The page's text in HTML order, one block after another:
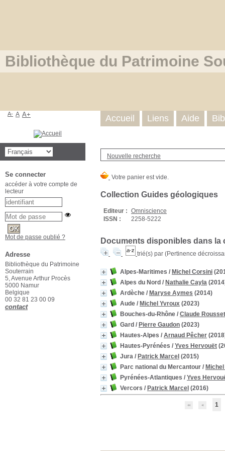
Bibliothèque du Patrimoine
Nouvelle recherche
Collection Guides géologiques
Editeur : Omniscience
ISSN :
2258-5222
Documents disponibles dans la
trié(s) par (Pertinence
Alpes-Maritimes / Michel Corsini
Alpes du Nord / Nathalie Cayla
Ardèche / Maryse Aymes (2014)
Aude / Michel Yvroux (2023)
Bouches-du-Rhône / Claude Rousset
Gard / Pierre Gaudon (2023)
Hautes-Alpes / Arnaud Pêcher
Hautes-Pyrénées / Yves Hervouët
Jura / Patrick Marcel (2015)
Parc national du Mercantour /
Pyrénées-Atlantiques / Yves
Vercors / Patrick Marcel (2016)
1
Accueil Liens Aide
A- A A+
Se connecter
accéder à votre compte de
lecteur
Mot de passe oublié ?
Adresse
Bibliothèque du Patrimoine
Souterrain
5, Avenue Arthur Procès
5000 Namur
Belgique
00 32 81 23 00 09
contact